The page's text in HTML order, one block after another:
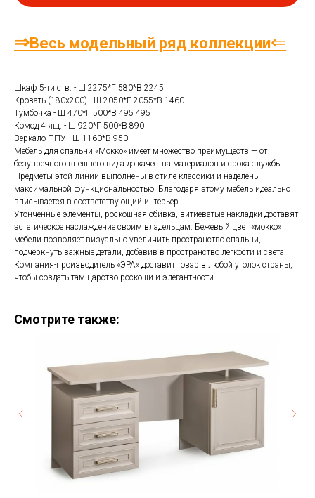
⇒Весь модельный ряд коллекции⇐
Шкаф 5-ти ств. - Ш 2275*Г 580*В 2245
Кровать (180х200) - Ш 2050*Г 2055*В 1460
Тумбочка - Ш 470*Г 500*В 495 495
Комод 4 ящ. - Ш 920*Г 500*В 890
Зеркало ППУ - Ш 1160*В 950
Мебель для спальни «Мокко» имеет множество преимуществ — от
безупречного внешнего вида до качества материалов и срока службы.
Предметы этой линии выполнены в стиле классики и наделены
максимальной функциональностью. Благодаря этому мебель идеально
вписывается в соответствующий интерьер.
Утонченные элементы, роскошная обивка, витиеватые накладки доставят
эстетическое наслаждение своим владельцам. Бежевый цвет «мокко»
мебели позволяет визуально увеличить пространство спальни,
подчеркнуть важные детали, добавив в пространство легкости и света.
Компания-производитель «ЭРА» доставит товар в любой уголок страны,
чтобы создать там царство роскоши и элегантности.
Смотрите также: